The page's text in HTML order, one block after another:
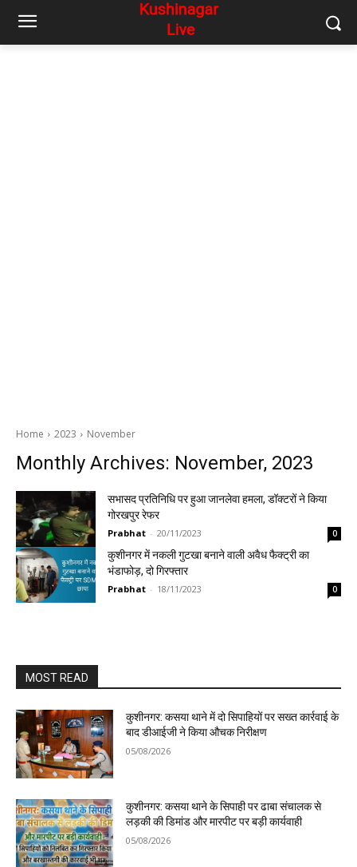
Home 2023 November
Monthly Archives: November, 2023
सभासद प्रतिनिधि पर हुआ जानलेवा हमला, डॉक्टरों ने किया
गोरखपुर रेफर
Prabhat - 20/11/2023 0
कुशीनगर में नकली गुटखा बनाने वाली अवैध फैक्ट्री का
भंडाफोड़, दो गिरफ्तार
Prabhat - 18/11/2023 0
MOST READ
कुशीनगर: कसया थाने में दो सिपाहियों पर सख्त कार्रवाई के
बाद डीआईजी ने किया औचक निरीक्षण
05/08/2026
कुशीनगर: कसया थाने के सिपाही पर ढाबा संचालक से
लड़की की डिमांड और मारपीट पर बड़ी कार्यवाही
05/08/2026